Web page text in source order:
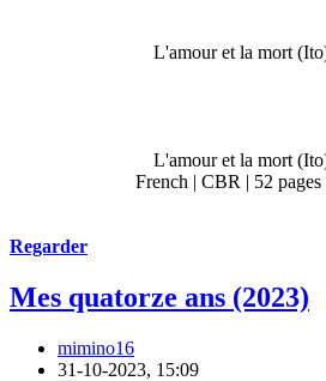
L'amour et la mort
L'amour et la mort
French | CBR | 52
Regarder
Mes quatorze ans (2023)
mimino16
31-10-2023, 15:09